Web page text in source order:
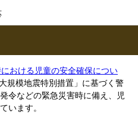
おける児童の安全確保につい
大規模地震特別措置」に基づく警
令などの緊急災害時に備え、児
います。